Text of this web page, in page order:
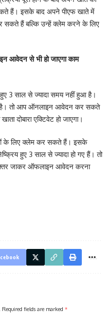
हैं। इसके बाद अपने पीएफ खाते में
सकते हैं बल्कि उन्हें क्लेम करने के लिए
आवेदन से भी हो जाएगा काम
3 साल से ज्यादा समय नहीं हुआ है।
तो आप ऑनलाइन आवेदन कर सकते
दोबारा एक्टिवेट हो जाएगा।
के लिए क्लेम कर सकते हैं। इसके
हुए 3 साल से ज्यादा हो गए हैं। तो
जाकर ऑफलाइन आवेदन करना
Required fields are marked *